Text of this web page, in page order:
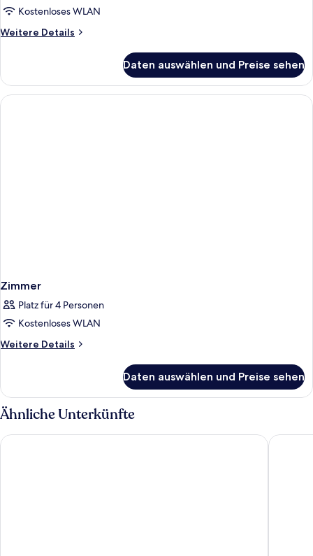
Kostenloses WLAN
Weitere Details
Weitere
Daten auswählen und Preise sehen
Zimmer
Platz für 4 Personen
Kostenloses WLAN
Weitere Details
Weitere
Daten auswählen und Preise sehen
Ähnliche Unterkünfte
TUI MAGIC LIFE Fuerteventura Royal